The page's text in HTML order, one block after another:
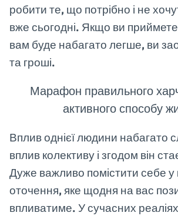
робити те, що потрібно і не
вже сьогодні. Якщо ви
вам буде набагато легше, ви
та гроші.
Марафон правильного
активного способу
Вплив однієї людини набагато
вплив колективу і згодом він
Дуже важливо помістити себе
оточення, яке щодня на вас
впливатиме. У сучасних